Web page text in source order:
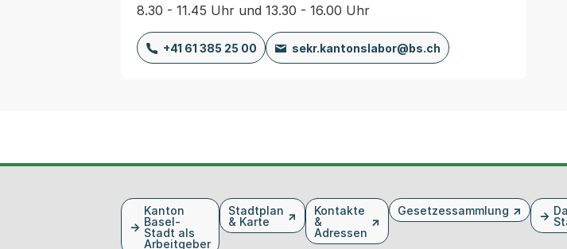
8.30 - 11.45 Uhr und 13.30 - 16.00 Uhr
+41 61 385 25 00 sekr.kantonslabor@bs.ch
Kanton
Basel-
Stadt als
Arbeitgeber
Stadtplan
& Karte
Kontakte
&
Adressen
Gesetzessammlung